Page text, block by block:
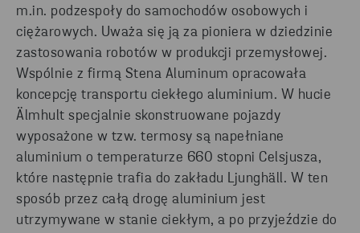
m.in. podzespoły do samochodów osobowych i
ciężarowych. Uważa się ją za pioniera w dziedzinie
zastosowania robotów w produkcji przemysłowej.
Wspólnie z firmą Stena Aluminum opracowała
koncepcję transportu ciekłego aluminium. W hucie
Älmhult specjalnie skonstruowane pojazdy
wyposażone w tzw. termosy są napełniane
aluminium o temperaturze 660 stopni Celsjusza,
które następnie trafia do zakładu Ljunghäll. W ten
sposób przez całą drogę aluminium jest
utrzymywane w stanie ciekłym, a po przyjeździe do